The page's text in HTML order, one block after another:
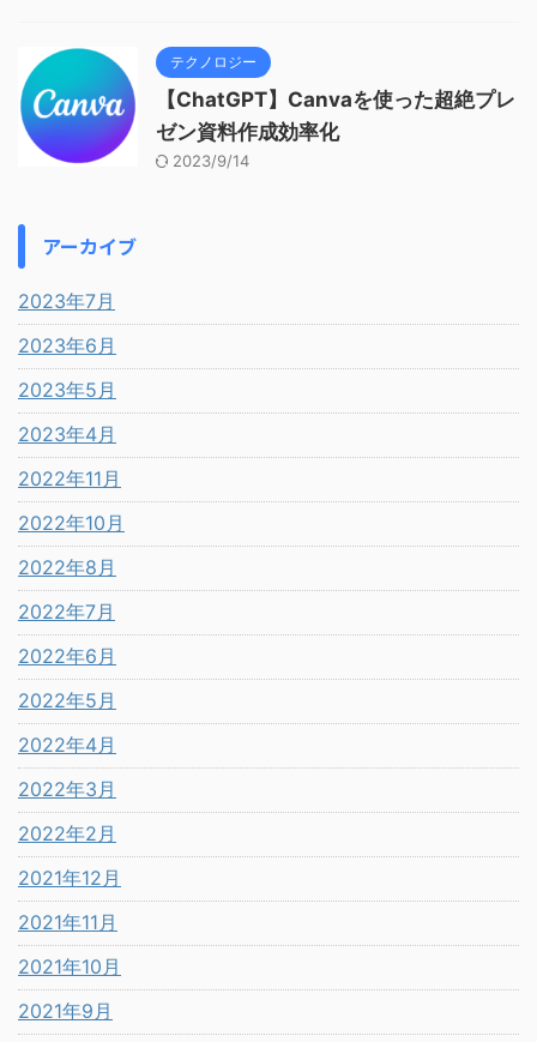
テクノロジー
【ChatGPT】Canvaを使った超絶プレ
ゼン資料作成効率化
2023/9/14
アーカイブ
2023年7月
2023年6月
2023年5月
2023年4月
2022年11月
2022年10月
2022年8月
2022年7月
2022年6月
2022年5月
2022年4月
2022年3月
2022年2月
2021年12月
2021年11月
2021年10月
2021年9月